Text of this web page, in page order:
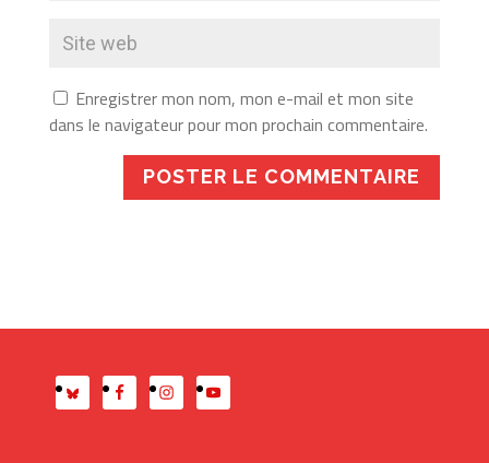
Enregistrer mon nom, mon e-mail et mon site
dans le navigateur pour mon prochain commentaire.